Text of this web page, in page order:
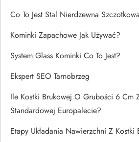
Co To Jest Stal Nierdzewna
Kominki Zapachowe Jak Używać?
System Glass Kominki Co To Jest?
Ekspert SEO Tarnobrzeg
Ile Kostki Brukowej O Grubości 6 Cm
Standardowej Europalecie?
Etapy Układania Nawierzchni Z Kostki